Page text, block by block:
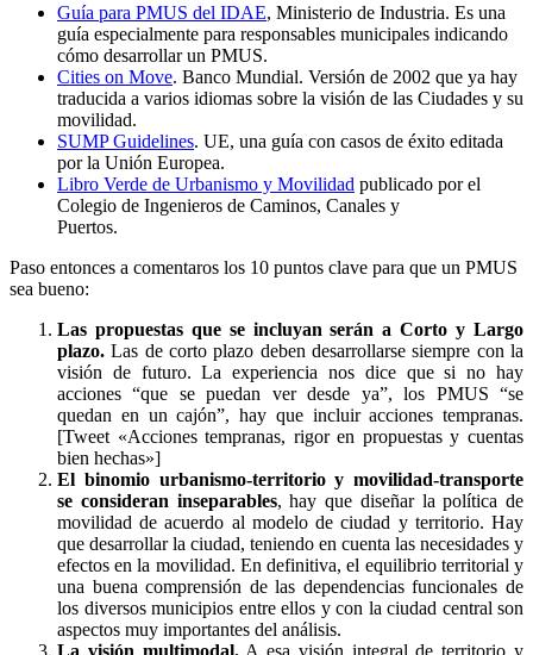
Guía para PMUS del IDAE, Ministerio de Industria. Es una
guía especialmente para responsables municipales indicando
cómo desarrollar un PMUS.
Cities on Move. Banco Mundial. Versión de 2002 que ya hay
traducida a varios idiomas sobre la visión de las Ciudades y su
movilidad.
SUMP Guidelines. UE, una guía con casos de éxito editada
por la Unión Europea.
Libro Verde de Urbanismo y Movilidad publicado por el
Colegio de Ingenieros de Caminos, Canales y
Puertos.
Paso entonces a comentaros los 10 puntos clave para que un PMUS
sea bueno:
Las propuestas que se incluyan serán a Corto y Largo
plazo. Las de corto plazo deben desarrollarse siempre con la
visión de futuro. La experiencia nos dice que si no hay
acciones “que se puedan ver desde ya”, los PMUS “se
quedan en un cajón”, hay que incluir acciones tempranas.
[Tweet «Acciones tempranas, rigor en propuestas y cuentas
bien hechas»]
El binomio urbanismo-territorio y movilidad-transporte
se consideran inseparables, hay que diseñar la política de
movilidad de acuerdo al modelo de ciudad y territorio. Hay
que desarrollar la ciudad, teniendo en cuenta las necesidades y
efectos en la movilidad. En definitiva, el equilibrio territorial y
una buena comprensión de las dependencias funcionales de
los diversos municipios entre ellos y con la ciudad central son
aspectos muy importantes del análisis.
La visión multimodal.A esa visión integral de territorio y